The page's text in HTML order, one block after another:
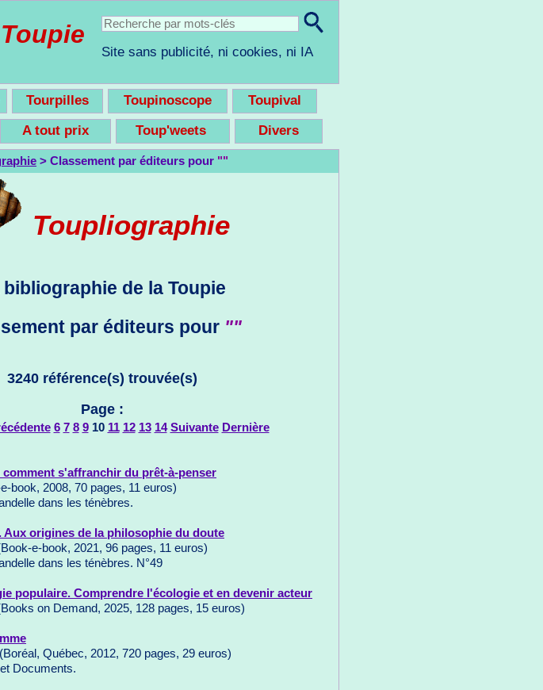
Site sans publicité, ni cookies, ni IA
Tourpilles Toupinoscope
Toupival
A tout prix Toup'weets Divers
> Classement par éditeurs pour ""
Toupliographie
bibliographie de la Toupie
par éditeurs pour ""
3240 référence(s) trouvée(s)
Page :
6 7 8 9 10 11 12 13 14 Suivante Dernière
s'affranchir du prêt-à-penser
book, 2008, 70 pages, 11 euros)
dans les ténèbres.
Aux origines de la philosophie du doute
e-book, 2021, 96 pages, 11 euros)
dans les ténèbres. N°49
populaire. Comprendre l'écologie et en devenir acteur
on Demand, 2025, 128 pages, 15 euros)
Québec, 2012, 720 pages, 29 euros)
Documents.